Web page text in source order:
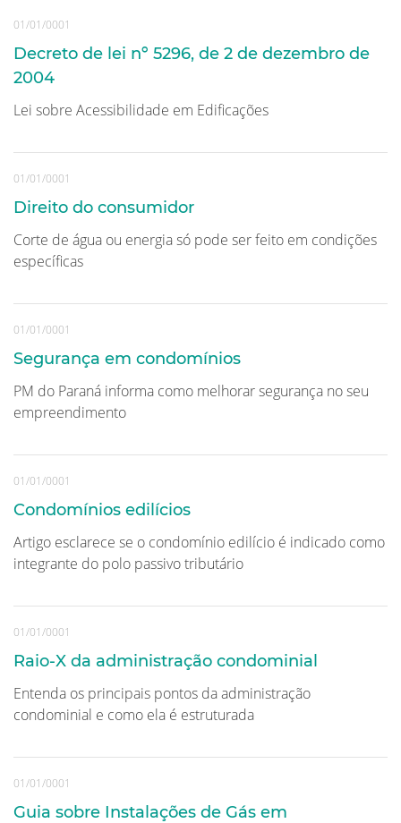
01/01/0001
Decreto de lei nº 5296, de 2 de dezembro de
2004
Lei sobre Acessibilidade em Edificações
01/01/0001
Direito do consumidor
Corte de água ou energia só pode ser feito em condições
específicas
01/01/0001
Segurança em condomínios
PM do Paraná informa como melhorar segurança no seu
empreendimento
01/01/0001
Condomínios edilícios
Artigo esclarece se o condomínio edilício é indicado como
integrante do polo passivo tributário
01/01/0001
Raio-X da administração condominial
Entenda os principais pontos da administração
condominial e como ela é estruturada
01/01/0001
Guia sobre Instalações de Gás em